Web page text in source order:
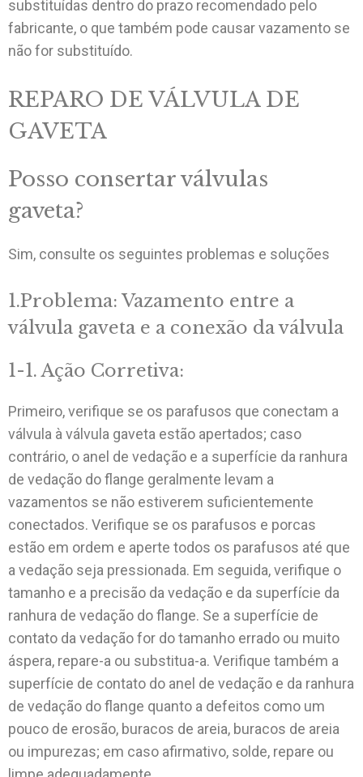
substituídas dentro do prazo recomendado pelo
fabricante, o que também pode causar vazamento se
não for substituído.
REPARO DE VÁLVULA DE
GAVETA
Posso consertar válvulas
gaveta?
Sim, consulte os seguintes problemas e soluções
1.Problema: Vazamento entre a
válvula gaveta e a conexão da válvula
1-1. Ação Corretiva:
Primeiro, verifique se os parafusos que conectam a
válvula à válvula gaveta estão apertados; caso
contrário, o anel de vedação e a superfície da ranhura
de vedação do flange geralmente levam a
vazamentos se não estiverem suficientemente
conectados. Verifique se os parafusos e porcas
estão em ordem e aperte todos os parafusos até que
a vedação seja pressionada. Em seguida, verifique o
tamanho e a precisão da vedação e da superfície da
ranhura de vedação do flange. Se a superfície de
contato da vedação for do tamanho errado ou muito
áspera, repare-a ou substitua-a. Verifique também a
superfície de contato do anel de vedação e da ranhura
de vedação do flange quanto a defeitos como um
pouco de erosão, buracos de areia, buracos de areia
ou impurezas; em caso afirmativo, solde, repare ou